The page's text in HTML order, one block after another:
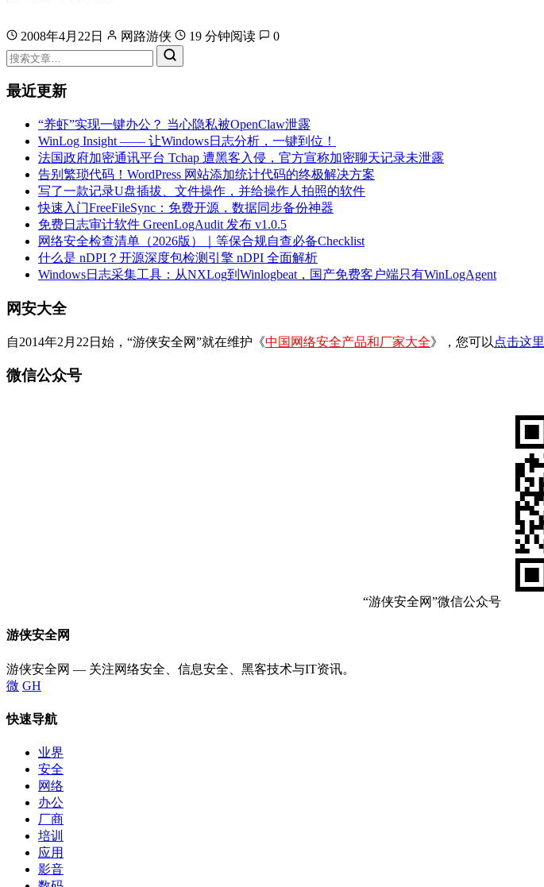
2008年4月22日 网路游侠 19 分钟阅读 0
最近更新
“养虾”实现一键办公？ 当心隐私被OpenClaw泄露
WinLog Insight —— 让Windows日志分析，一键到位！
法国政府加密通讯平台 Tchap 遭黑客入侵，官方宣称加密聊天记录未泄露
告别繁琐代码！WordPress 网站添加统计代码的终极解决方案
写了一款记录U盘插拔、文件操作，并给操作人拍照的软件
快速入门FreeFileSync：免费开源，数据同步备份神器
免费日志审计软件 GreenLogAudit 发布 v1.0.5
网络安全检查清单（2026版）｜等保合规自查必备Checklist
什么是 nDPI？开源深度包检测引擎 nDPI 全面解析
Windows日志采集工具：从NXLog到Winlogbeat，国产免费客户端只有WinLogAgent
网安大全
自2014年2月22日始，“游侠安全网”就在维护《中国网络安全产品和厂家大全》，您可以 点击这里
微信公众号
“游侠安全网”微信公众号
游侠安全网
游侠安全网 — 关注网络安全、信息安全、黑客技术与IT资讯。
微 GH
快速导航
业界
安全
网络
办公
厂商
培训
应用
影音